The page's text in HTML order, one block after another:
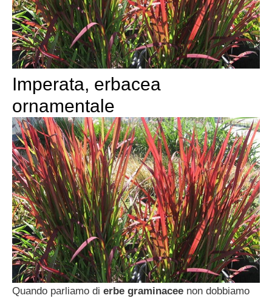
Imperata, erbacea
ornamentale
Quando parliamo di erbe graminacee non dobbiamo